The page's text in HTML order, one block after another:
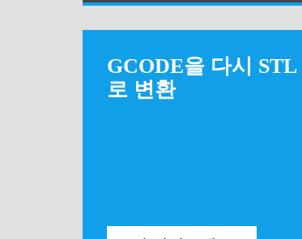
GCODE을 다시 STL
로 변환